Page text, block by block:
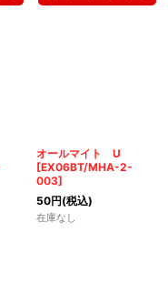
オールマイト U
[EX06BT/MHA-2-
003]
50円(税込)
在庫なし